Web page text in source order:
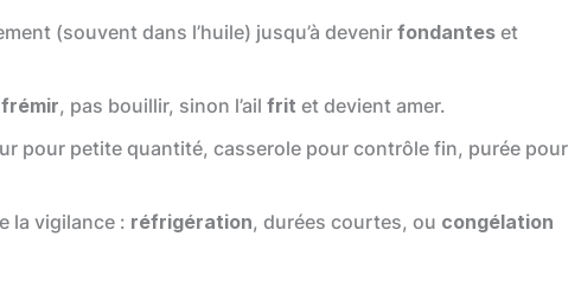
(souvent dans l’huile) jusqu’à devenirfondantes et
frémir, pas bouillir, sinon l’ailfrit et devient amer.
pour petite quantité, casserole pour contrôle fin, purée pour
la vigilance : réfrigération, durées courtes, ou congélation